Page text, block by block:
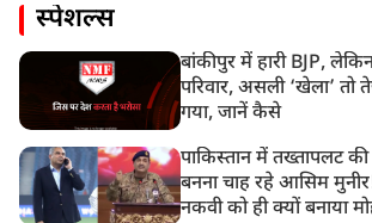
स्पेशल्स
बांकीपुर में हारी BJP,
परिवार, असली ‘खेला’ तो
गया, जानें कैसे
पाकिस्तान में तख्तापलट की
बनना चाह रहे आसिम
नकवी को ही क्यों बनाया